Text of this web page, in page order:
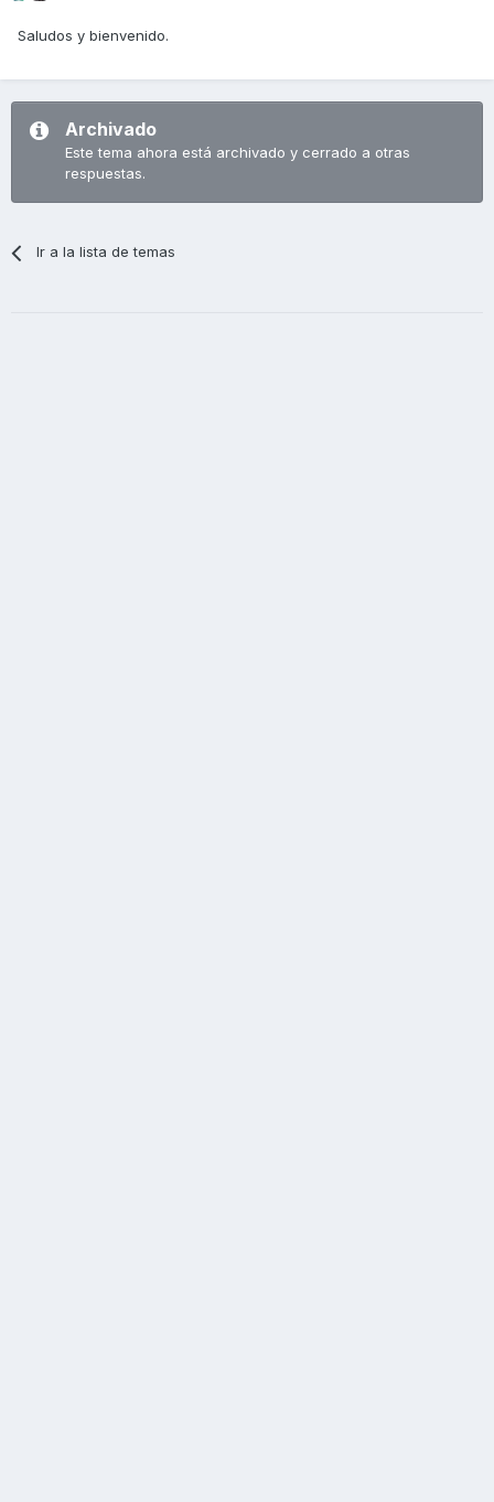
Saludos y bienvenido.
Archivado
Este tema ahora está archivado y cerrado a otras
respuestas.
Ir a la lista de temas